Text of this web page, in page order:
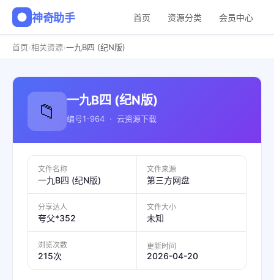
神奇助手 首页 资源分类 会员中心
首页›相关资源›一九B四 (纪N版)
📁 一九B四 (纪N版)
编号1-964 · 云资源下载
文件名称
一九B四 (纪N版)
文件来源
第三方网盘
分享达人
夸父*352
文件大小
未知
浏览次数
215次
更新时间
2026-04-20